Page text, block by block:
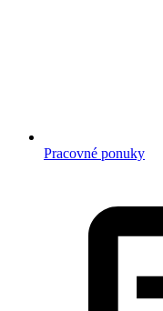
Pracovné ponuky